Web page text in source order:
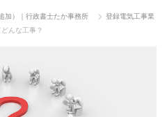
加）｜行政書士たか事務所
登録電気工事業
んな工事？